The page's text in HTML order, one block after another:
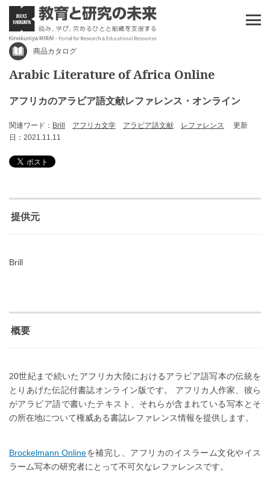
商品カタログ
Arabic Literature of Africa Online
アフリカのアラビア語文献レファレンス・オンライン
関連ワード： Brill アフリカ文学 アラビア語文献 レファレンス
更新
日：2021.11.11
提供元
Brill
概要
20世紀まで続いたアフリカ大陸におけるアラビア語写本の伝統を
とりあげた伝記付書誌オンライン版です。 アフリカ人作家、彼ら
がアラビア語で書いたテキスト、それらが含まれている写本とそ
の所在地について権威ある書誌レファレンス情報を提供します。
Brockelmann Onlineを補完し、アフリカのイスラーム文化やイス
ラーム写本の研究者にとって不可欠なレファレンスです。